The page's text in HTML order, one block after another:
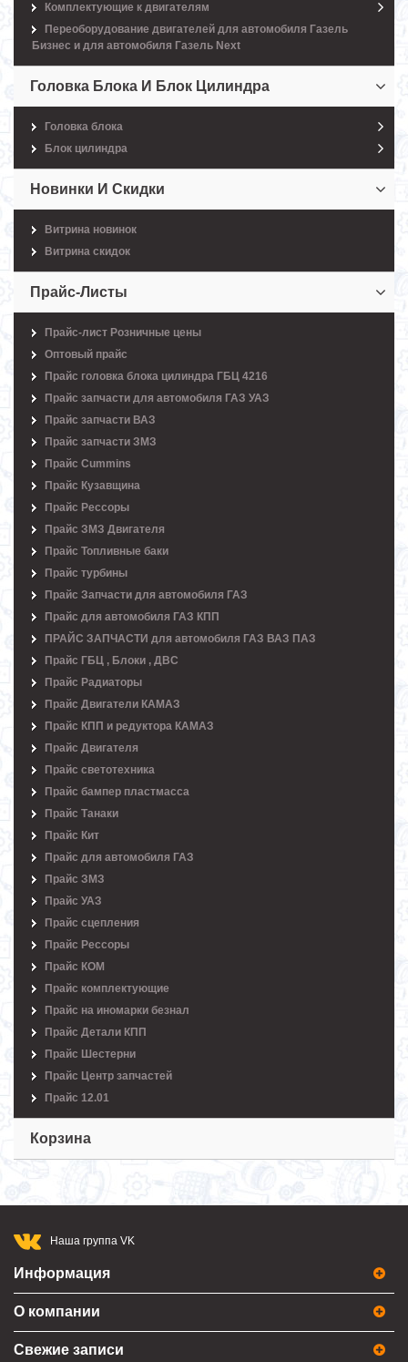
Комплектующие к двигателям
Переоборудование двигателей для автомобиля Газель
Бизнес и для автомобиля Газель Next
Головка Блока И Блок Цилиндра
Головка блока
Блок цилиндра
Новинки И Скидки
Витрина новинок
Витрина скидок
Прайс-Листы
Прайс-лист Розничные цены
Оптовый прайс
Прайс головка блока цилиндра ГБЦ 4216
Прайс запчасти для автомобиля ГАЗ УАЗ
Прайс запчасти ВАЗ
Прайс запчасти ЗМЗ
Прайс Cummins
Прайс Кузавщина
Прайс Рессоры
Прайс ЗМЗ Двигателя
Прайс Топливные баки
Прайс турбины
Прайс Запчасти для автомобиля ГАЗ
Прайс для автомобиля ГАЗ КПП
ПРАЙС ЗАПЧАСТИ для автомобиля ГАЗ ВАЗ ПАЗ
Прайс ГБЦ , Блоки , ДВС
Прайс Радиаторы
Прайс Двигатели КАМАЗ
Прайс КПП и редуктора КАМАЗ
Прайс Двигателя
Прайс светотехника
Прайс бампер пластмасса
Прайс Танаки
Прайс Кит
Прайс для автомобиля ГАЗ
Прайс ЗМЗ
Прайс УАЗ
Прайс сцепления
Прайс Рессоры
Прайс КОМ
Прайс комплектующие
Прайс на иномарки безнал
Прайс Детали КПП
Прайс Шестерни
Прайс Центр запчастей
Прайс 12.01
Корзина
Наша группа VK
Информация
О компании
Свежие записи